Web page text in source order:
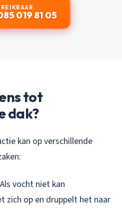
019 81 05
tot
dak?
kan op verschillende
vocht niet kan
zich op en druppelt het naar